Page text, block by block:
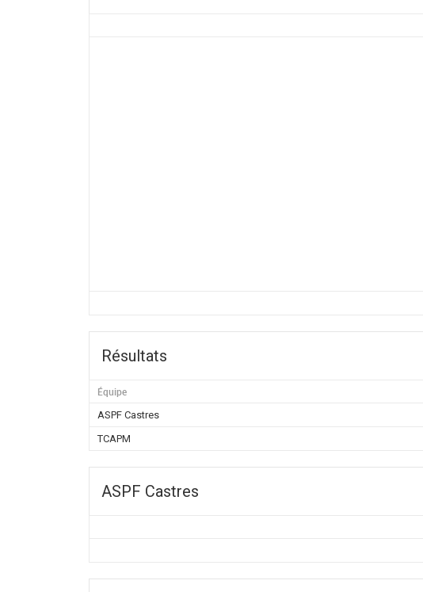
Résultats
Équipe
ASPF Castres
TCAPM
ASPF Castres